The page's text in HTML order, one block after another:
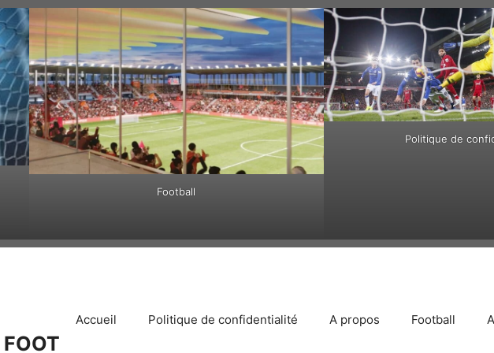
Football
Politique de
Accueil Politique de confidentialité A propos Football